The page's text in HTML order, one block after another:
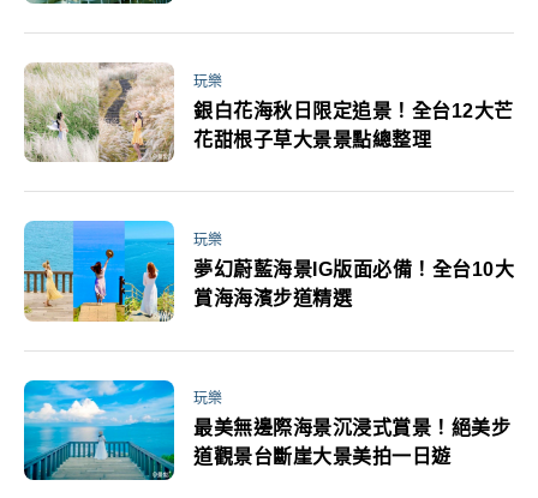
玩樂
銀白花海秋日限定追景！全台12大芒
花甜根子草大景景點總整理
玩樂
夢幻蔚藍海景IG版面必備！全台10大
賞海海濱步道精選
玩樂
最美無邊際海景沉浸式賞景！絕美步
道觀景台斷崖大景美拍一日遊